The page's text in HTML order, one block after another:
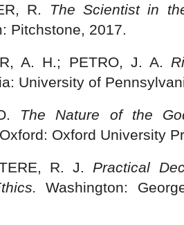
R. The Scientist in
Pitchstone, 2017.
A. H.; PETRO, J. A.
University of
The Nature of the
Oxford University
R. J. Practical
Washington: